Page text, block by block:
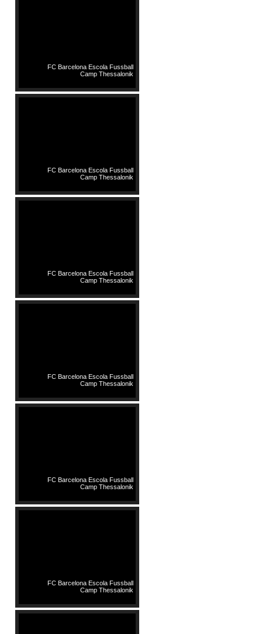
FC Barcelona Escola Fussball
Camp Thessalonik
FC Barcelona Escola Fussball
Camp Thessalonik
FC Barcelona Escola Fussball
Camp Thessalonik
FC Barcelona Escola Fussball
Camp Thessalonik
FC Barcelona Escola Fussball
Camp Thessalonik
FC Barcelona Escola Fussball
Camp Thessalonik